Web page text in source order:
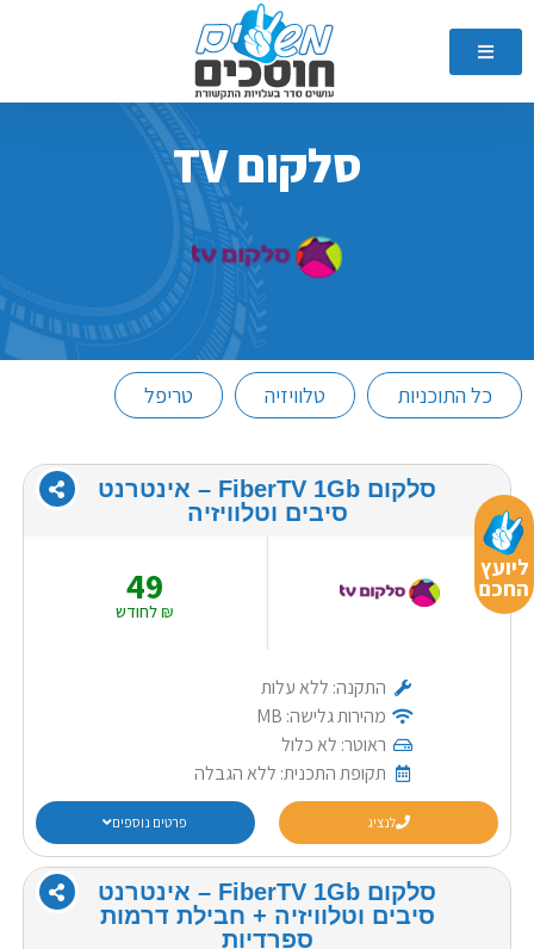
סלקום TV
כל התוכניות טלוויזיה טריפל
סלקום FiberTV 1Gb – אינטרנט
סיבים וטלוויזיה
49
₪ לחודש
התקנה: ללא עלות
מהירות גלישה: MB
ראוטר: לא כלול
תקופת התכנית: ללא הגבלה
לנציג פרטים נוספים
סלקום FiberTV 1Gb – אינטרנט
סיבים וטלוויזיה + חבילת דרמות
ספרדיות
ליועץ
החכם